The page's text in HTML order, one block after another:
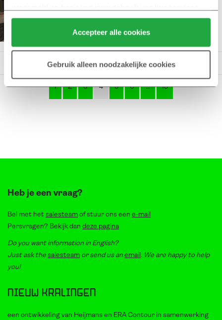
Klik hier voor meer informatie over ons cookiebeleid.
Accepteer alle cookies
Gebruik alleen noodzakelijke cookies
met eigen ogen!
20.09.24
1 2 3 4 5 6 … 15
Heb je een vraag?
Bel met het salesteam of stuur ons een e-mail
Persvragen? Bekijk dan deze pagina
Do you want information in English?
Just ask the salesteam or send us an email. We are happy to help
you!
Nieuw Kralingen
een ontwikkeling van Heijmans en ERA Contour in samenwerking